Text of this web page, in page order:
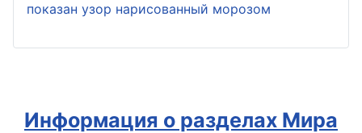
показан узор нарисованный морозом
Информация о разделах Мира